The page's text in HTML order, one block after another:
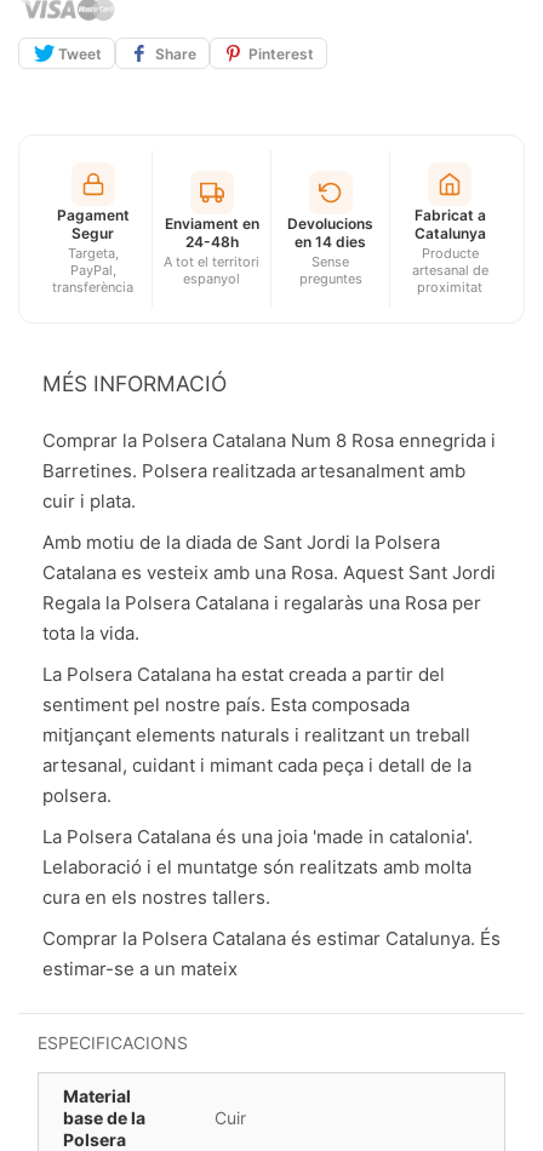
Tweet Share Pinterest
Pagament
Segur
Targeta,
PayPal,
transferència
Enviament en
24-48h
A tot el territori
espanyol
Devolucions
en 14 dies
Sense
preguntes
Fabricat a
Catalunya
Producte
artesanal de
proximitat
MÉS INFORMACIÓ
Comprar la Polsera Catalana Num 8 Rosa ennegrida i
Barretines. Polsera realitzada artesanalment amb
cuir i plata.
Amb motiu de la diada de Sant Jordi la Polsera
Catalana es vesteix amb una Rosa. Aquest Sant Jordi
Regala la Polsera Catalana i regalaràs una Rosa per
tota la vida.
La Polsera Catalana ha estat creada a partir del
sentiment pel nostre país. Esta composada
mitjançant elements naturals i realitzant un treball
artesanal, cuidant i mimant cada peça i detall de la
polsera.
La Polsera Catalana és una joia 'made in catalonia'.
Lelaboració i el muntatge són realitzats amb molta
cura en els nostres tallers.
Comprar la Polsera Catalana és estimar Catalunya. És
estimar-se a un mateix
ESPECIFICACIONS
Material
base de la
Polsera
Cuir